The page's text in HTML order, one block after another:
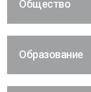
Общество
Образование